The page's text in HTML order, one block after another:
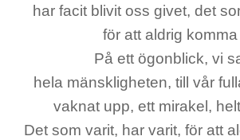
har facit blivit oss givet, det
för att aldrig komma
På ett ögonblick, vi
hela mänskligheten, till vår
vaknat upp, ett mirakel,
Det som varit, har varit, för att